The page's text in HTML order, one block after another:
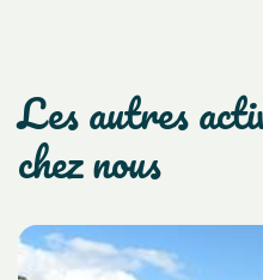
les autres activités proposées
chez nous